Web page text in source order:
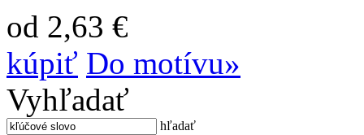
od 2,63 €
kúpiť Do motívu»
Vyhľadať
hľadať